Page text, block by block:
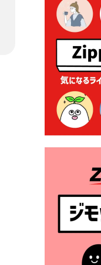
明書の添
2026年7
収
2026年7
ーナー」
2026年7
一般開放
（令和８
格改定
2026年6
内業者対